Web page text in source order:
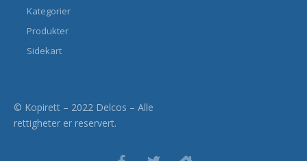
Kategorier
Produkter
Sidekart
© Kopirett – 2022 Delcos – Alle
rettigheter er reservert.